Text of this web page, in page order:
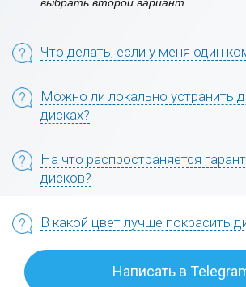
Что делать, если у меня один
Можно ли локально устранить
дисках?
На что распространяется
дисков?
В какой цвет лучше покрасить
Написать в